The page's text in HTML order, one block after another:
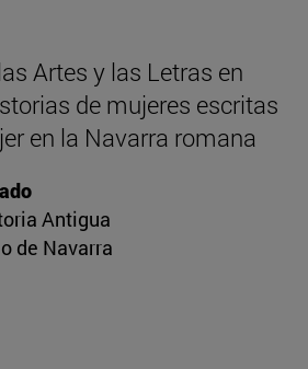
Artes y las Letras en
de mujeres escritas
en la Navarra romana
Antigua
de Navarra